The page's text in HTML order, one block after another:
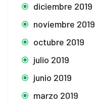
diciembre 2019
noviembre 2019
octubre 2019
julio 2019
junio 2019
marzo 2019